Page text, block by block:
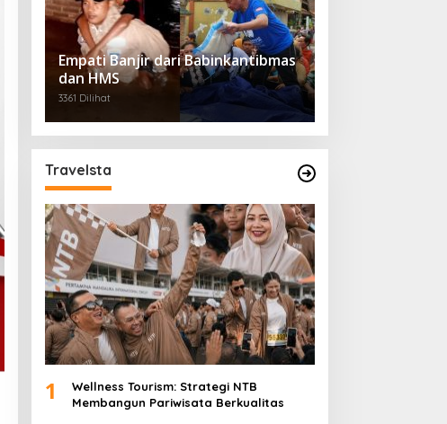
Empati Banjir dari Babinkantibmas
dan HMS
3361 Dilihat
Travelsta
1
Wellness Tourism: Strategi NTB
Membangun Pariwisata Berkualitas